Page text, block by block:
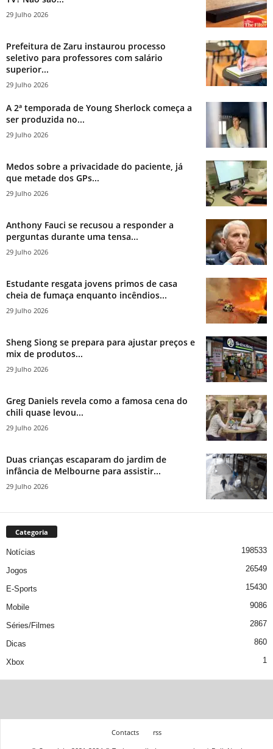
29 Julho 2026
Prefeitura de Zaru instaurou processo
seletivo para professores com salário
superior...
29 Julho 2026
A 2ª temporada de Young Sherlock começa a
ser produzida no...
29 Julho 2026
Medos sobre a privacidade do paciente, já
que metade dos GPs...
29 Julho 2026
Anthony Fauci se recusou a responder a
perguntas durante uma tensa...
29 Julho 2026
Estudante resgata jovens primos de casa
cheia de fumaça enquanto incêndios...
29 Julho 2026
Sheng Siong se prepara para ajustar preços e
mix de produtos...
29 Julho 2026
Greg Daniels revela como a famosa cena do
chili quase levou...
29 Julho 2026
Duas crianças escaparam do jardim de
infância de Melbourne para assistir...
29 Julho 2026
Categoria
Notícias 198533
Jogos 26549
E-Sports 15430
Mobile 9086
Séries/Filmes 2867
Dicas 860
Xbox 1
Contacts
rss